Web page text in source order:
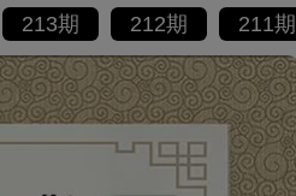
213期 212期 211期